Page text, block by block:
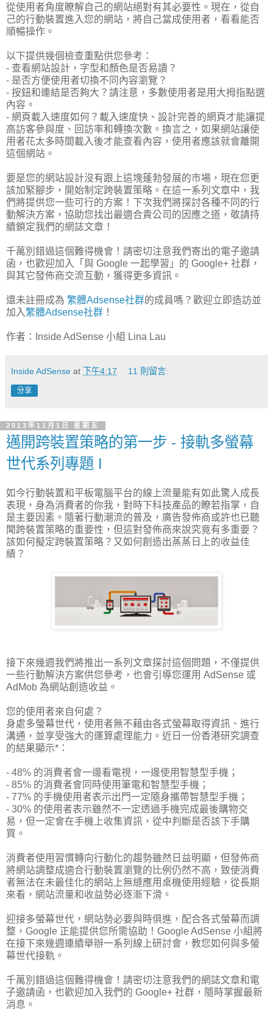
從使用者角度瞭解自己的網站絕對有其必要性。現在，從自
己的行動裝置進入您的網站，將自己當成使用者，看看能否
順暢操作。
以下提供幾個檢查重點供您參考：
- 查看網站設計，字型和顏色是否易讀？
- 是否方便使用者切換不同內容瀏覽？
- 按鈕和連結是否夠大？請注意，多數使用者是用大拇指點選
內容。
- 網頁載入速度如何？載入速度快、設計完善的網頁才能讓提
高訪客參與度、回訪率和轉換次數。換言之，如果網站讓使
用者花太多時間載入後才能查看內容，使用者應該就會離開
這個網站。
要是您的網站設計沒有跟上這塊蓬勃發展的市場，現在您更
該加緊腳步，開始制定跨裝置策略。在這一系列文章中，我
們將提供您一些可行的方案！下次我們將探討各種不同的行
動解決方案，協助您找出最適合貴公司的因應之道，敬請持
續鎖定我們的網誌文章！
千萬別錯過這個難得機會！請密切注意我們寄出的電子邀請
函，也歡迎加入「與 Google 一起學習」的 Google+ 社群，
與其它發佈商交流互動，獲得更多資訊。
還未註冊成為 繁體Adsense社群的成員嗎？歡迎立即造訪並
加入繁體Adsense社群 ！
作者：Inside AdSense 小組 Lina Lau
Inside AdSense at 下午4:17 11 則留言:
分享
2013年11月1日 星期五
邁開跨裝置策略的第一步 - 接軌多螢幕
世代系列專題 I
如今行動裝置和平板電腦平台的線上流量能有如此驚人成長
表現，身為消費者的你我，對時下科技產品的瞭若指掌，自
是主要因素。隨著行動潮流的普及，廣告發佈商或許也已聽
聞跨裝置策略的重要性，但這對發佈商來說究竟有多重要？
該如何擬定跨裝置策略？又如何創造出蒸蒸日上的收益佳
績？
接下來幾週我們將推出一系列文章探討這個問題，不僅提供
一些行動解決方案供您參考，也會引導您運用 AdSense 或
AdMob 為網站創造收益。
您的使用者來自何處？
身處多螢幕世代，使用者無不藉由各式螢幕取得資訊、進行
溝通，並享受強大的運算處理能力。近日一份香港研究調查
的結果顯示*：
- 48% 的消費者會一邊看電視，一邊使用智慧型手機；
- 85% 的消費者會同時使用筆電和智慧型手機；
- 77% 的手機使用者表示出門一定隨身攜帶智慧型手機；
- 30% 的使用者表示雖然不一定透過手機完成最後購物交
易，但一定會在手機上收集資訊，從中判斷是否該下手購
買。
消費者使用習慣轉向行動化的趨勢雖然日益明顯，但發佈商
將網站調整成適合行動裝置瀏覽的比例仍然不高，致使消費
者無法在未最佳化的網站上無縫應用桌機使用經驗，從長期
來看，網站流量和收益勢必逐漸下滑。
迎接多螢幕世代，網站勢必要與時俱進，配合各式螢幕而調
整，Google 正能提供您所需協助！Google AdSense 小組將
在接下來幾週連續舉辦一系列線上研討會，教您如何與多螢
幕世代接軌。
千萬別錯過這個難得機會！請密切注意我們的網誌文章和電
子邀請函，也歡迎加入我們的 Google+ 社群，隨時掌握最新
消息。